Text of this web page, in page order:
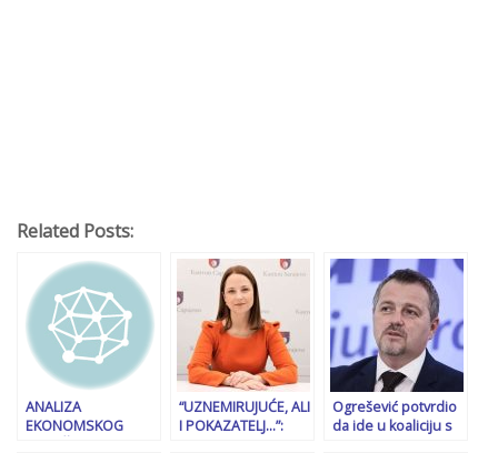
Related Posts:
ANALIZA
EKONOMSKOG
“UZNEMIRUJUĆE, ALI
I POKAZATELJ…”:
Ogrešević potvrdio
da ide u koaliciju s